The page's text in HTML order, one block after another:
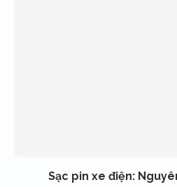
Sạc pin xe điện: